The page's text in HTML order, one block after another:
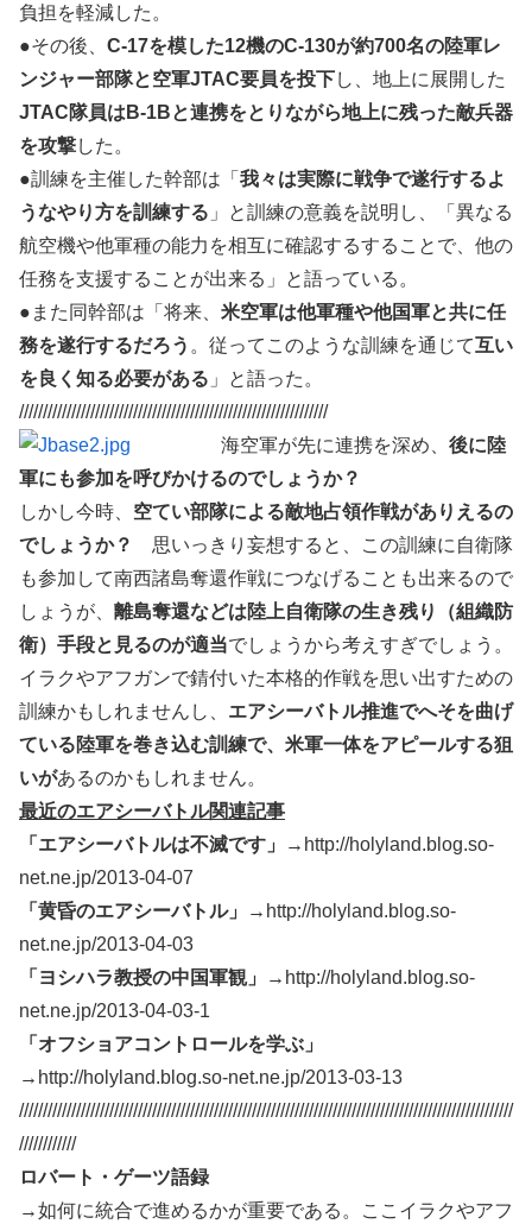
負担を軽減した。
●その後、 C-17を模した12機のC-130が約700名の陸軍レ
ンジャー部隊と空軍JTAC要員を投下し、地上に展開した
JTAC隊員はB-1Bと連携をとりながら地上に残った敵兵器
を攻撃した。
●訓練を主催した幹部は「 我々は実際に戦争で遂行するよ
うなやり方を訓練する 」と訓練の意義を説明し、「異なる
航空機や他軍種の能力を相互に確認するすることで、他の
任務を支援することが出来る」と語っている。
●また同幹部は「将来、 米空軍は他軍種や他国軍と共に任
務を遂行するだろう 。従ってこのような訓練を通じて互い
を良く知る必要がある 」と語った。
/////////////////////////////////////////////////////////////////
海空軍が先に連携を深め、 後に陸
軍にも参加を呼びかけるのでしょうか？
しかし今時、 空てい部隊による敵地占領作戦がありえるの
でしょうか？
思いっきり妄想すると、この訓練に自衛隊
も参加して南西諸島奪還作戦につなげることも出来るので
しょうが、 離島奪還などは陸上自衛隊の生き残り（組織防
衛）手段と見るのが適当でしょうから考えすぎでしょう。
イラクやアフガンで錆付いた本格的作戦を思い出すための
訓練かもしれませんし、 エアシーバトル推進でへそを曲げ
ている陸軍を巻き込む訓練で、米軍一体をアピールする狙
いがあるのかもしれません。
最近のエアシーバトル関連記事
「エアシーバトルは不滅です」→ http://holyland.blog.so-
net.ne.jp/2013-04-07
「黄昏のエアシーバトル」→ http://holyland.blog.so-
net.ne.jp/2013-04-03
「ヨシハラ教授の中国軍観」→ http://holyland.blog.so-
net.ne.jp/2013-04-03-1
「オフショアコントロールを学ぶ」
→ http://holyland.blog.so-net.ne.jp/2013-03-13
////////////////////////////////////////////////////////////////////////////////////////////////////////
////////////
ロバート・ゲーツ語録
→如何に統合で進めるかが重要である。ここイラクやアフ